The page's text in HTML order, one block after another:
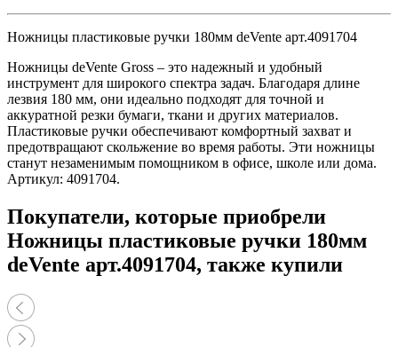
Ножницы пластиковые ручки 180мм deVente арт.4091704
Ножницы deVente Gross – это надежный и удобный
инструмент для широкого спектра задач. Благодаря длине
лезвия 180 мм, они идеально подходят для точной и
аккуратной резки бумаги, ткани и других материалов.
Пластиковые ручки обеспечивают комфортный захват и
предотвращают скольжение во время работы. Эти ножницы
станут незаменимым помощником в офисе, школе или дома.
Артикул: 4091704.
Покупатели, которые приобрели
Ножницы пластиковые ручки 180мм
deVente арт.4091704, также купили